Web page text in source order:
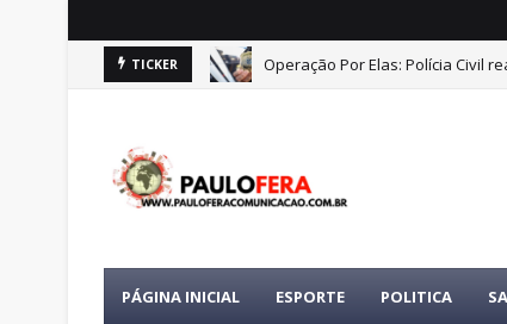
TICKER Operação Por Elas: Polícia Civil
PÁGINA INICIAL ESPORTE POLITICA